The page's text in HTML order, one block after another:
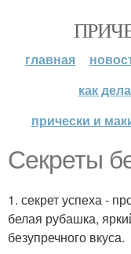
главная
как
прически и
Секреты
1. секрет успеха -
белая рубашка,
безупречного вкуса.